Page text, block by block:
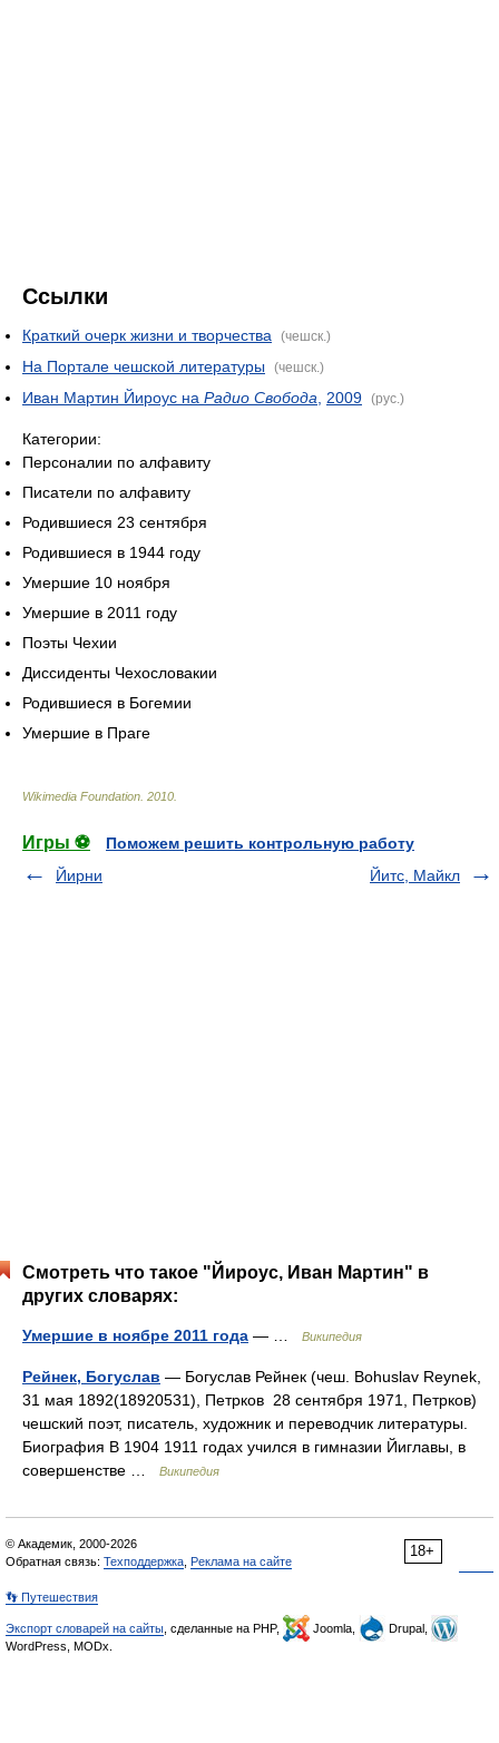
Ссылки
Краткий очерк жизни и творчества (чешск.)
На Портале чешской литературы (чешск.)
Иван Мартин Йироус на Радио Свобода 2009 (рус.)
Категории:
Персоналии по алфавиту
Писатели по алфавиту
Родившиеся 23 сентября
Родившиеся в 1944 году
Умершие 10 ноября
Умершие в 2011 году
Поэты Чехии
Диссиденты Чехословакии
Родившиеся в Богемии
Умершие в Праге
Wikimedia Foundation 2010
Игры ⚽
Поможем решить контрольную работу
Йирни
Йитс, Майкл
Смотреть что такое "Йироус, Иван Мартин" в
других словарях:
Умершие в ноябре 2011 года — … Википедия
Рейнек, Богуслав — Богуслав Рейнек (чеш. Bohuslav Reynek,
31 мая 1892(18920531), Петрков 28 сентября 1971, Петрков)
чешский поэт, писатель, художник и переводчик литературы.
Биография В 1904 1911 годах учился в гимназии Йиглавы, в
совершенстве …
Википедия
18+
© Академик, 2000-2026
Обратная связь: Техподдержка Реклама на сайте
👣 Путешествия
Экспорт словарей на сайты , сделанные на PHP, Joomla,
Drupal,
WordPress, MODx.